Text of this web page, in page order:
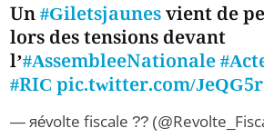
Un#Giletsjaunesvient de
lors des tensions devant
l’#AssembleeNationale
#RIC pic.twitter.com/
— яévolte fiscale ??